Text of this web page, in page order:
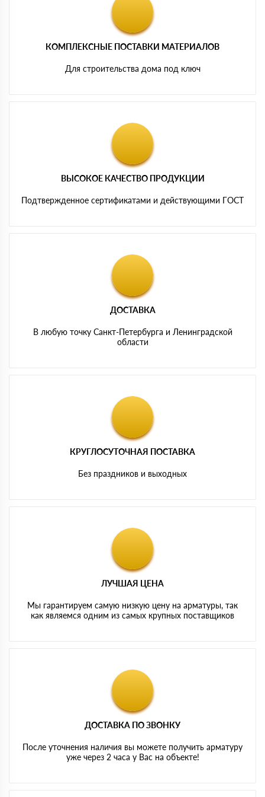
КОМПЛЕКСНЫЕ ПОСТАВКИ МАТЕРИАЛОВ
Для строительства дома под ключ
ВЫСОКОЕ КАЧЕСТВО ПРОДУКЦИИ
Подтвержденное сертификатами и действующими ГОСТ
ДОСТАВКА
В любую точку Санкт-Петербурга и Ленинградской
области
КРУГЛОСУТОЧНАЯ ПОСТАВКА
Без праздников и выходных
ЛУЧШАЯ ЦЕНА
Мы гарантируем самую низкую цену на арматуры, так
как являемся одним из самых крупных поставщиков
ДОСТАВКА ПО ЗВОНКУ
После уточнения наличия вы можете получить арматуру
уже через 2 часа у Вас на объекте!